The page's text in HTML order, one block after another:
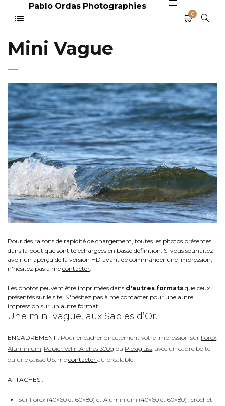
Pablo Ordas Photographies
0
Mini Vague
Pour des raisons de rapidité de chargement, toutes les photos présentes
dans la boutique sont téléchargées en basse définition. Si vous souhaitez
avoir un aperçu de la version HD avant de commander une impression,
n'hésitez pas à me contacter
Les photos peuvent être imprimées dans d'autres formats que ceux
présentés sur le site. N'hésitez pas à me contacter pour une autre
impression sur un autre format.
Une mini vague, aux Sables d’Or.
ENCADREMENT : Pour encadrer directement votre impression sur Forex
Aluminium Papier Velin Arches 300g ou Plexiglass , avec un cadre boite
ou une caisse US, me contacter au préalable.
ATTACHES :
Sur Forex (40×60 et 60×80) et Aluminium (40×60 et 60×80) : crochet